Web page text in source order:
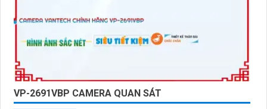
VP-2691VBP CAMERA QUAN SÁT